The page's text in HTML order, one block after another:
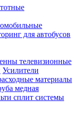
для автобусов
телевизионные
Усилители
материалы
медная
сплит системы